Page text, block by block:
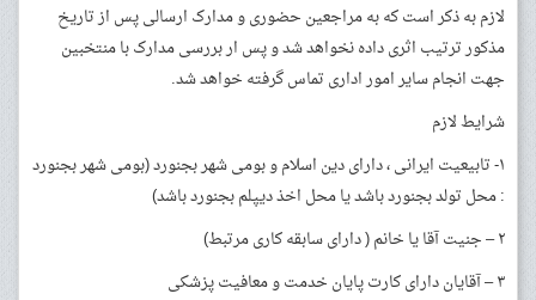
لازم به ذکر است که به مراجعین حضوری و مدارک ارسالی پس از تاریخ
مذکور ترتیب اثری داده نخواهد شد و پس ار بررسی مدارک با منتخبین
جهت انجام سایر امور اداری تماس گرفته خواهد شد.
شرایط لازم
۱- تابیعیت ایرانی ، دارای دین اسلام و بومی شهر بجنورد (بومی شهر بجنورد
: محل تولد بجنورد باشد یا محل اخذ دیپلم بجنورد باشد)
۲ – جنیت آقا یا خانم ( دارای سابقه کاری مرتبط)
۳ – آقایان دارای کارت پایان خدمت و معافیت پزشکی